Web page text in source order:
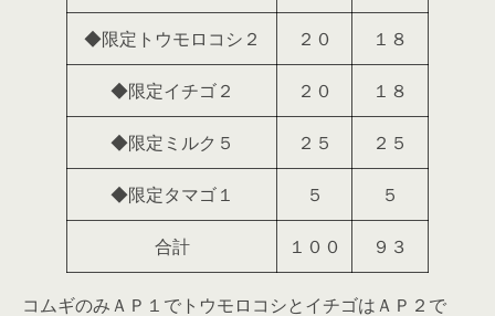
◆限定トウモロコシ２ ２０ １８
◆限定イチゴ２ ２０ １８
◆限定ミルク５ ２５ ２５
◆限定タマゴ１ ５ ５
合計 １００ ９３
コムギのみＡＰ１でトウモロコシとイチゴはＡＰ２で